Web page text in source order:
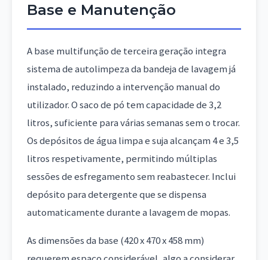
Base e Manutenção
A base multifunção de terceira geração integra
sistema de autolimpeza da bandeja de lavagem já
instalado, reduzindo a intervenção manual do
utilizador. O saco de pó tem capacidade de 3,2
litros, suficiente para várias semanas sem o trocar.
Os depósitos de água limpa e suja alcançam 4 e 3,5
litros respetivamente, permitindo múltiplas
sessões de esfregamento sem reabastecer. Inclui
depósito para detergente que se dispensa
automaticamente durante a lavagem de mopas.
As dimensões da base (420 x 470 x 458 mm)